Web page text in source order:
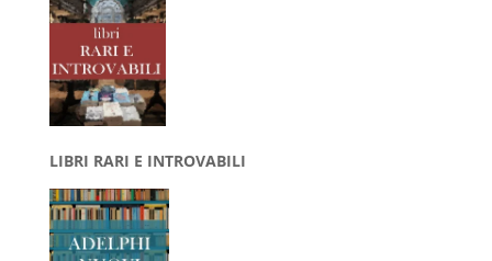
LIBRI RARI E INTROVABILI